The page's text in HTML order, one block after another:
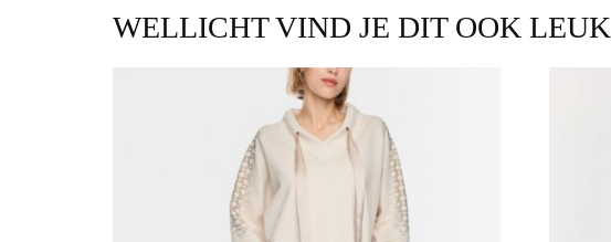
WELLICHT VIND JE DIT OOK LEUK